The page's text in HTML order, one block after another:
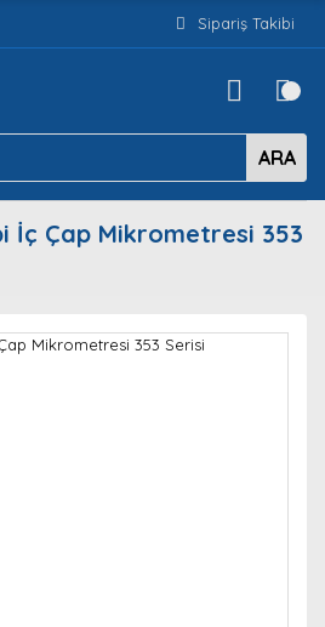
Sipariş Takibi
ARA
İç Çap Mikrometresi 353